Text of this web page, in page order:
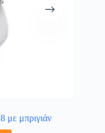
με μπριγιάν